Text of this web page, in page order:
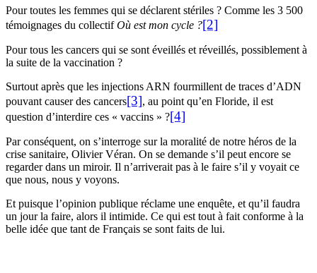
Pour toutes les femmes qui se déclarent stériles ? Comme les 3 500
témoignages du collectifOù est mon cycle ?[2]
Pour tous les cancers qui se sont éveillés et réveillés, possiblement à
la suite de la vaccination ?
Surtout après que les injections ARN fourmillent de traces d’ADN
pouvant causer des cancers[3], au point qu’en Floride, il est
question d’interdire ces « vaccins » ?[4]
Par conséquent, on s’interroge sur la moralité de notre héros de la
crise sanitaire, Olivier Véran. On se demande s’il peut encore se
regarder dans un miroir. Il n’arriverait pas à le faire s’il y voyait ce
que nous, nous y voyons.
Et puisque l’opinion publique réclame une enquête, et qu’il faudra
un jour la faire, alors il intimide. Ce qui est tout à fait conforme à la
belle idée que tant de Français se sont faits de lui.